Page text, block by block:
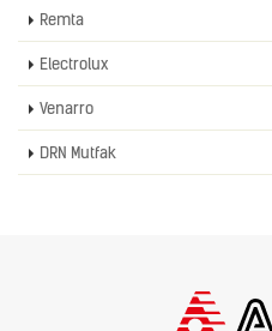
Remta
Electrolux
Venarro
DRN Mutfak